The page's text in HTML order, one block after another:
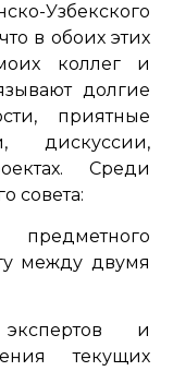
Узбекского
в обоих этих
коллег и
долгие
приятные
дискуссии,
Среди
совета:
между двумя
и
текущих